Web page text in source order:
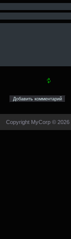
Copyright MyCorp © 2026